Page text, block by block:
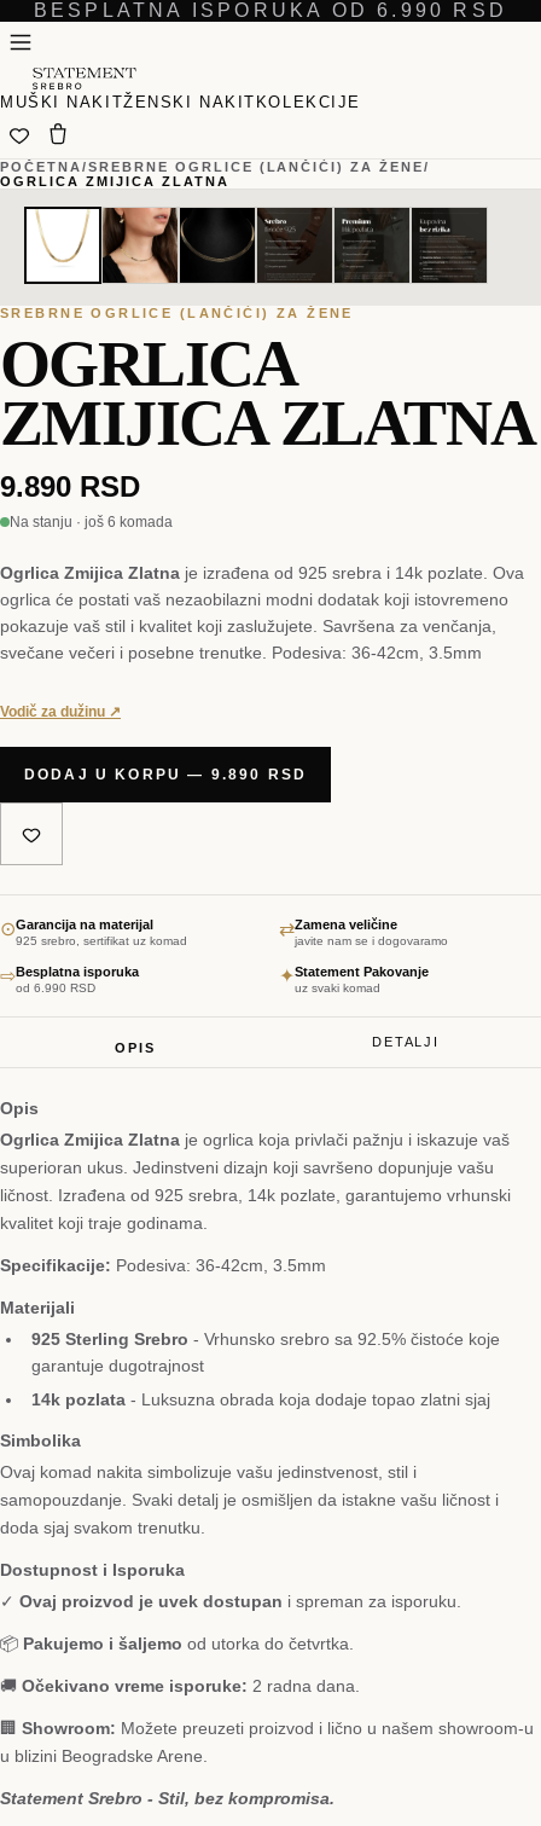
BESPLATNA ISPORUKA OD 6.990 RSD
MUŠKI NAKITŽENSKI NAKIT KOLEKCIJE
POČETNA /SREBRNE OGRLICE (LANČIĆI) ZA ŽENE/
OGRLICA ZMIJICA ZLATNA
0101
SREBRNE OGRLICE (LANČIĆI) ZA ŽENE
OGRLICA
ZMIJICA ZLATNA
9.890 RSD
Na stanju · još 6 komada
Ogrlica Zmijica Zlatna je izrađena od 925 srebra i 14k pozlate. Ova
ogrlica će postati vaš nezaobilazni modni dodatak koji istovremeno
pokazuje vaš stil i kvalitet koji zaslužujete. Savršena za venčanja,
svečane večeri i posebne trenutke. Podesiva: 36-42cm, 3.5mm
Vodič za dužinu ↗
DODAJ U KORPU — 9.890 RSD
⊙Garancija na materijal
925 srebro, sertifikat uz komad
⇄Zamena veličine
javite nam se i dogovaramo
⇨Besplatna isporuka
od 6.990 RSD
✦Statement Pakovanje
uz svaki komad
OPIS DETALJI
Opis
Ogrlica Zmijica Zlatna je ogrlica koja privlači pažnju i iskazuje vaš
superioran ukus. Jedinstveni dizajn koji savršeno dopunjuje vašu
ličnost. Izrađena od 925 srebra, 14k pozlate, garantujemo vrhunski
kvalitet koji traje godinama.
Specifikacije: Podesiva: 36-42cm, 3.5mm
Materijali
925 Sterling Srebro - Vrhunsko srebro sa 92.5% čistoće koje
garantuje dugotrajnost
14k pozlata - Luksuzna obrada koja dodaje topao zlatni sjaj
Simbolika
Ovaj komad nakita simbolizuje vašu jedinstvenost, stil i
samopouzdanje. Svaki detalj je osmišljen da istakne vašu ličnost i
doda sjaj svakom trenutku.
Dostupnost i Isporuka
✓ Ovaj proizvod je uvek dostupan i spreman za isporuku.
📦 Pakujemo i šaljemo od utorka do četvrtka.
🚚 Očekivano vreme isporuke: 2 radna dana.
🏢 Showroom: Možete preuzeti proizvod i lično u našem showroom-u
u blizini Beogradske Arene.
Statement Srebro - Stil, bez kompromisa.